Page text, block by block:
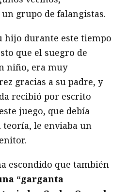
grupo de falangistas.
hijo durante este tiempo
que el suegro de
niño, era muy
gracias a su padre, y
recibió por escrito
juego, que debía
teoría, le enviaba un
escondido que también
“garganta